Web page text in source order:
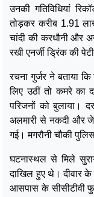
उनकी गतिविधियां
तोड़कर करीब 1.91
चांदी की करधौनी और
रखी एनर्जी ड्रिंक की
रचना गुर्जर ने बताया
लिए उठीं तो कमरे का
परिजनों को बुलाया।
अलमारी से नकदी और
गई। मगरौनी चौकी
घटनास्थल से मिले
दाखिल हुए थे। दीवार
आसपास के सीसीटीवी